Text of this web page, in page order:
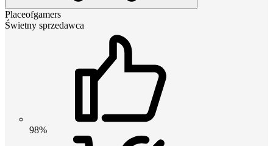
Placeofgamers
Świetny sprzedawca
98%